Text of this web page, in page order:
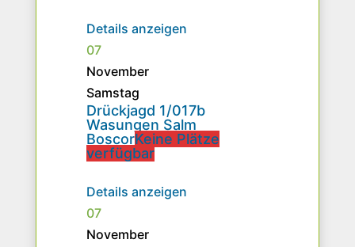
Details anzeigen
07
November
Samstag
Drückjagd 1/017b
Wasungen Salm
BoscorKeine Plätze
verfügbar
Details anzeigen
07
November